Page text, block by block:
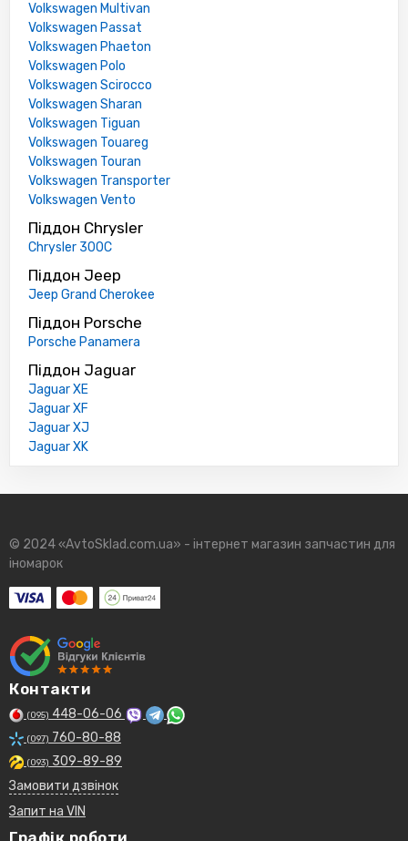
Volkswagen Multivan
Volkswagen Passat
Volkswagen Phaeton
Volkswagen Polo
Volkswagen Scirocco
Volkswagen Sharan
Volkswagen Tiguan
Volkswagen Touareg
Volkswagen Touran
Volkswagen Transporter
Volkswagen Vento
Піддон Chrysler
Chrysler 300C
Піддон Jeep
Jeep Grand Cherokee
Піддон Porsche
Porsche Panamera
Піддон Jaguar
Jaguar XE
Jaguar XF
Jaguar XJ
Jaguar XK
© 2024 «AvtoSklad.com.ua» - інтернет магазин запчастин для
іномарок
Контакти
(095) 448-06-06
(097) 760-80-88
(093) 309-89-89
Замовити дзвінок
Запит на VIN